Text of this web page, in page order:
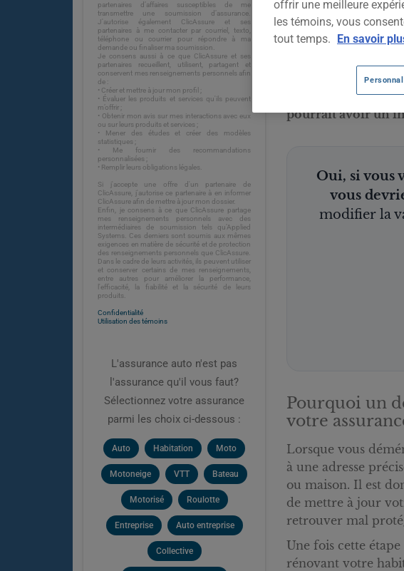
arrivée dans un
Mais avant de
pourrait avoir un
Oui, si vous
vous
modifier la
Pourquoi un
votre
Lorsque vous
à une adresse
ou maison. Il est
de mettre à jour
retrouver mal
Une fois cette
rénovant votre
partenaires d’affaires susceptibles de me
transmettre une soumission d’assurance.
J'autorise également ClicAssure et ses
partenaires à me contacter par courriel, texto,
téléphone ou courrier pour répondre à ma
demande ou finaliser ma soumission.
Je consens aussi à ce que ClicAssure et ses
partenaires recueillent, utilisent, partagent et
conservent mes renseignements personnels afin
de :
• Créer et mettre à jour mon profil ;
• Évaluer les produits et services qu'ils peuvent
m’offrir ;
• Obtenir mon avis sur mes interactions avec eux
ou sur leurs produits et services ;
• Mener des études et créer des modèles
statistiques ;
• Me fournir des recommandations
personnalisées ;
• Remplir leurs obligations légales.
Si j'accepte une offre d'un partenaire de
ClicAssure, j'autorise ce partenaire à en informer
ClicAssure afin de mettre à jour mon dossier.
Enfin, je consens à ce que ClicAssure partage
mes renseignements personnels avec des
intermédiaires de soumission tels qu’Applied
Systems. Ces derniers sont soumis aux mêmes
exigences en matière de sécurité et de protection
des renseignements personnels que ClicAssure.
Dans le cadre de leurs activités, ils peuvent utiliser
et conserver certains de mes renseignements,
entre autres pour améliorer la performance,
l'efficacité, la fiabilité et la sécurité de leurs
produits.
Confidentialité
Utilisation des témoins
L'assurance auto n'est pas
l'assurance qu'il vous faut?
Sélectionnez votre assurance
parmi les choix ci-dessous :
Auto Habitation Moto
Motoneige VTT Bateau
Motorisé Roulotte
Entreprise Auto entreprise
Collective
offrir une meilleure
les témoins, vous
tout temps. En savoir